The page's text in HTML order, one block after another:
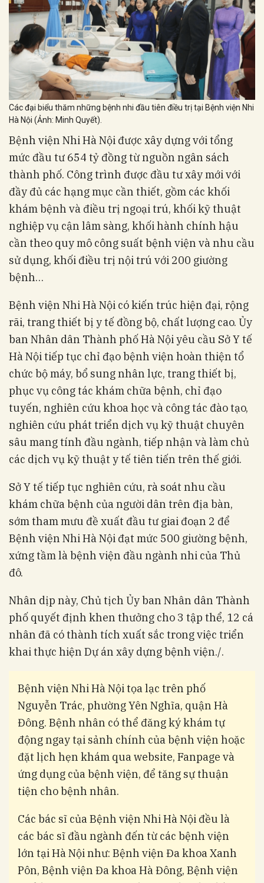
Các đại biểu thăm những bệnh nhi đầu tiên điều trị tại Bệnh viện Nhi
Hà Nội (Ảnh: Minh Quyết).
Bệnh viện Nhi Hà Nội được xây dựng với tổng
mức đầu tư 654 tỷ đồng từ nguồn ngân sách
thành phố. Công trình được đầu tư xây mới với
đầy đủ các hạng mục cần thiết, gồm các khối
khám bệnh và điều trị ngoại trú, khối kỹ thuật
nghiệp vụ cận lâm sàng, khối hành chính hậu
cần theo quy mô công suất bệnh viện và nhu cầu
sử dụng, khối điều trị nội trú với 200 giường
bệnh…
Bệnh viện Nhi Hà Nội có kiến trúc hiện đại, rộng
rãi, trang thiết bị y tế đồng bộ, chất lượng cao. Ủy
ban Nhân dân Thành phố Hà Nội yêu cầu Sở Y tế
Hà Nội tiếp tục chỉ đạo bệnh viện hoàn thiện tổ
chức bộ máy, bổ sung nhân lực, trang thiết bị,
phục vụ công tác khám chữa bệnh, chỉ đạo
tuyến, nghiên cứu khoa học và công tác đào tạo,
nghiên cứu phát triển dịch vụ kỹ thuật chuyên
sâu mang tính đầu ngành, tiếp nhận và làm chủ
các dịch vụ kỹ thuật y tế tiên tiến trên thế giới.
Sở Y tế tiếp tục nghiên cứu, rà soát nhu cầu
khám chữa bệnh của người dân trên địa bàn,
sớm tham mưu đề xuất đầu tư giai đoạn 2 để
Bệnh viện Nhi Hà Nội đạt mức 500 giường bệnh,
xứng tầm là bệnh viện đầu ngành nhi của Thủ
đô.
Nhân dịp này, Chủ tịch Ủy ban Nhân dân Thành
phố quyết định khen thưởng cho 3 tập thể, 12 cá
nhân đã có thành tích xuất sắc trong việc triển
khai thực hiện Dự án xây dựng bệnh viện./.
Bệnh viện Nhi Hà Nội tọa lạc trên phố
Nguyễn Trác, phường Yên Nghĩa, quận Hà
Đông. Bệnh nhân có thể đăng ký khám tự
động ngay tại sảnh chính của bệnh viện hoặc
đặt lịch hẹn khám qua website, Fanpage và
ứng dụng của bệnh viện, để tăng sự thuận
tiện cho bệnh nhân.
Các bác sĩ của Bệnh viện Nhi Hà Nội đều là
các bác sĩ đầu ngành đến từ các bệnh viện
lớn tại Hà Nội như: Bệnh viện Đa khoa Xanh
Pôn, Bệnh viện Đa khoa Hà Đông, Bệnh viện